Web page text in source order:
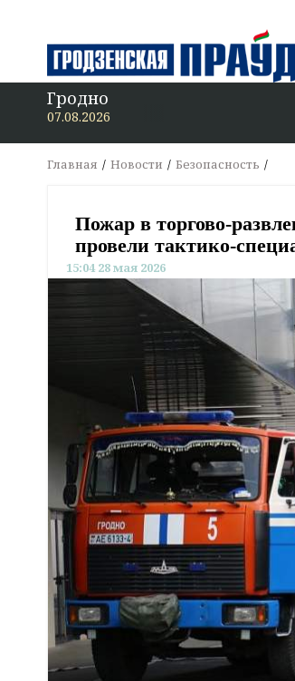
Гродно
07.08.2026
Главная Новости Безопасность
Пожар в торгово-
провели тактико-
15:04 28 мая 2026